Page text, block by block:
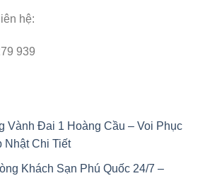
hệ:
939
Vành Đai 1 Hoàng Cầu – Voi Phục
Nhật Chi Tiết
Khách Sạn Phú Quốc 24/7 –